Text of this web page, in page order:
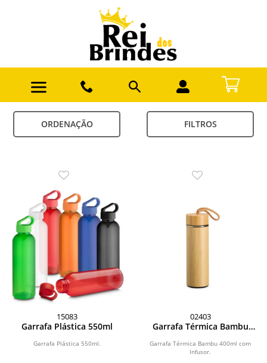
ORDENAÇÃO FILTROS
15083
Garrafa Plástica 550ml
Garrafa Plástica 550ml.
02403
Garrafa Térmica Bambu
Garrafa Térmica Bambu 400ml com
Infusor.